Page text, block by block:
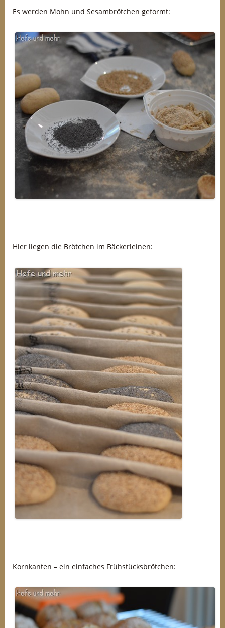
Es werden Mohn und Sesambrötchen geformt:
Hier liegen die Brötchen im Bäckerleinen:
Kornkanten – ein einfaches Frühstücksbrötchen: